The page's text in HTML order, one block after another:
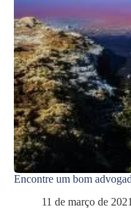
Encontre um bom
11 de março de 2021